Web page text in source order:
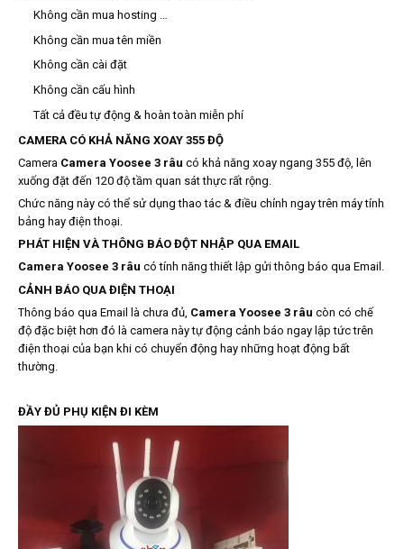
Không cần mua hosting …
Không cần mua tên miền
Không cần cài đặt
Không cần cấu hình
Tất cả đều tự động & hoàn toàn miễn phí
CAMERA CÓ KHẢ NĂNG XOAY 355 ĐỘ
Camera Camera Yoosee 3 râu có khả năng xoay ngang 355 độ, lên
xuống đặt đến 120 độ tầm quan sát thực rất rộng.
Chức năng này có thể sử dụng thao tác & điều chỉnh ngay trên máy tính
bảng hay điện thoại.
PHÁT HIỆN VÀ THÔNG BÁO ĐỘT NHẬP QUA EMAIL
Camera Yoosee 3 râu có tính năng thiết lập gửi thông báo qua Email.
CẢNH BÁO QUA ĐIỆN THOẠI
Thông báo qua Email là chưa đủ, Camera Yoosee 3 râu còn có chế
độ đặc biệt hơn đó là camera này tự động cảnh báo ngay lập tức trên
điện thoại của bạn khi có chuyển động hay những hoạt động bất
thường.
ĐẦY ĐỦ PHỤ KIỆN ĐI KÈM